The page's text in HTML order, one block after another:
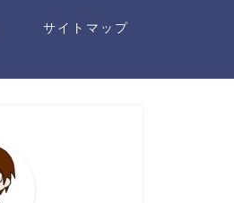
サイトマップ